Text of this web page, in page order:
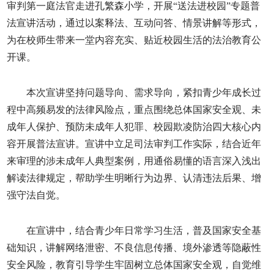
审判第一庭法官走进孔繁森小学，开展“送法进校园”专题普
法宣讲活动，通过以案释法、互动问答、情景讲解等形式，
为在校师生带来一堂内容充实、贴近校园生活的法治教育公
开课。
本次宣讲坚持问题导向、需求导向，紧扣青少年成长过
程中高频易发的法律风险点，重点围绕总体国家安全观、未
成年人保护、预防未成年人犯罪、校园欺凌防治四大核心内
容开展普法宣讲。宣讲中立足司法审判工作实际，结合近年
来审理的涉未成年人典型案例，用通俗易懂的语言深入浅出
解读法律规定，帮助学生明晰行为边界、认清违法后果、增
强守法自觉。
在宣讲中，结合青少年日常学习生活，普及国家安全基
础知识，讲解网络泄密、不良信息传播、境外渗透等隐蔽性
安全风险，教育引导学生牢固树立总体国家安全观，自觉维